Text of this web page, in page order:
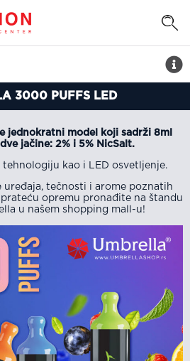
3000 PUFFS LED
jednokratni model koji sadrži 8ml
jačine: 2% i 5% NicSalt.
tehnologiju kao i LED osvetljenje.
uređaja, tečnosti i arome poznatih
opremu pronađite na štandu
u našem shopping mall-u!